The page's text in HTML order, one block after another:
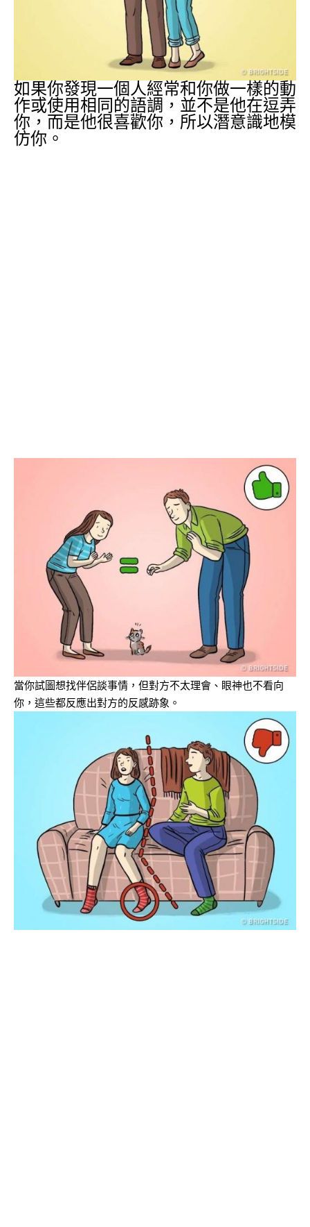
如果你發現一個人經常和你做一樣的動
作或使用相同的語調，並不是他在逗弄
你，而是他很喜歡你，所以潛意識地模
仿你。
當你試圖想找伴侶談事情，但對方不太理會、眼神也不看向
你，這些都反應出對方的反感跡象。